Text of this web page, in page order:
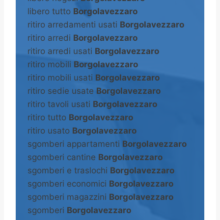
libero tutto Borgolavezzaro
ritiro arredamenti usati Borgolavezzaro
ritiro arredi Borgolavezzaro
ritiro arredi usati Borgolavezzaro
ritiro mobili Borgolavezzaro
ritiro mobili usati Borgolavezzaro
ritiro sedie usate Borgolavezzaro
ritiro tavoli usati Borgolavezzaro
ritiro tutto Borgolavezzaro
ritiro usato Borgolavezzaro
sgomberi appartamenti Borgolavezzaro
sgomberi cantine Borgolavezzaro
sgomberi e traslochi Borgolavezzaro
sgomberi economici Borgolavezzaro
sgomberi magazzini Borgolavezzaro
sgomberi Borgolavezzaro